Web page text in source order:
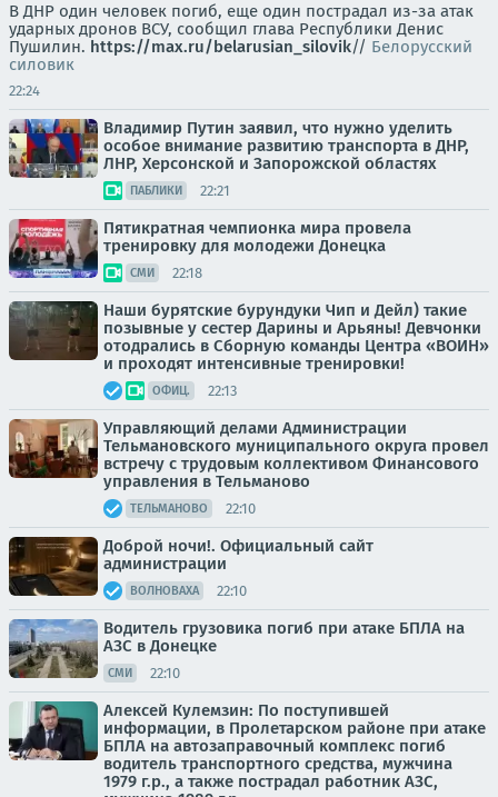
В ДНР один человек погиб, еще один пострадал из-за атак
ударных дронов ВСУ, сообщил глава Республики Денис
Пушилин. https://max.ru/belarusian_silovik// Белорусский
силовик
22:24
Владимир Путин заявил, что нужно уделить
особое внимание развитию транспорта в ДНР,
ЛНР, Херсонской и Запорожской областях
ПАБЛИКИ 22:21
Пятикратная чемпионка мира провела
тренировку для молодежи Донецка
СМИ 22:18
Наши бурятские бурундуки Чип и Дейл) такие
позывные у сестер Дарины и Арьяны! Девчонки
отодрались в Сборную команды Центра «ВОИН»
и проходят интенсивные тренировки!
ОФИЦ. 22:13
Управляющий делами Администрации
Тельмановского муниципального округа провел
встречу с трудовым коллективом Финансового
управления в Тельманово
ТЕЛЬМАНОВО 22:10
Доброй ночи!. Официальный сайт
администрации
ВОЛНОВАХА 22:10
Водитель грузовика погиб при атаке БПЛА на
АЗС в Донецке
СМИ 22:10
Алексей Кулемзин: По поступившей
информации, в Пролетарском районе при атаке
БПЛА на автозаправочный комплекс погиб
водитель транспортного средства, мужчина
1979 г.р., а также пострадал работник АЗС,